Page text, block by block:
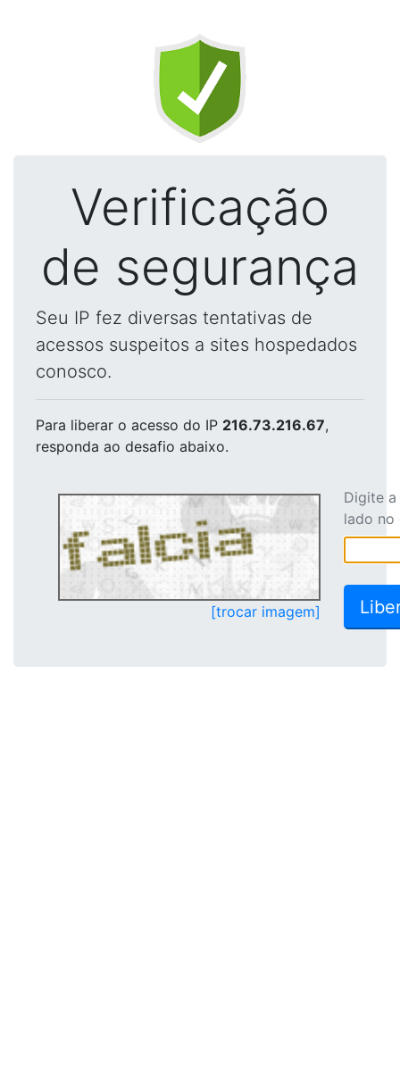
Verificação
de segurança
Seu IP fez diversas tentativas de
acessos suspeitos a sites hospedados
conosco.
Para liberar o acesso do IP 216.73.216.67,
responda ao desafio abaixo.
[trocar imagem]
Digite
lado no